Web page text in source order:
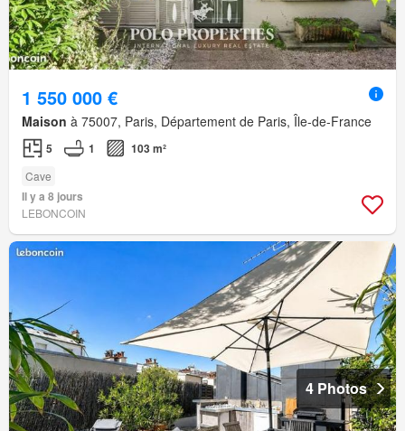
1 550 000 €
Maison à 75007, Paris, Département de Paris, Île-de-France
5 1 103 m²
Cave
Il y a 8 jours
LEBONCOIN
4 Photos